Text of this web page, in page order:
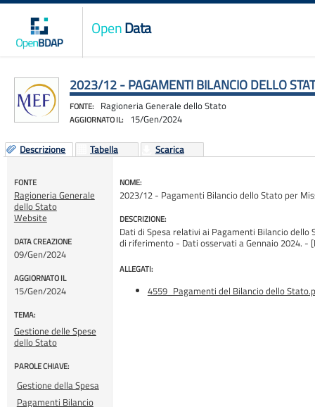
OpenData
2023/12 - PAGAMENTI BILANCIO DELLO
FONTE: Ragioneria Generale dello Stato
AGGIORNATO IL: 15/Gen/2024
Descrizione Tabella Scarica
FONTE
Ragioneria Generale
dello Stato
Website
DATA CREAZIONE
09/Gen/2024
AGGIORNATO IL
15/Gen/2024
TEMA:
Gestione delle Spese
dello Stato
PAROLE CHIAVE:
Gestione della Spesa
Pagamenti Bilancio
NOME:
2023/12 - Pagamenti Bilancio dello Stato per
DESCRIZIONE:
Dati di Spesa relativi ai Pagamenti Bilancio
di riferimento - Dati osservati a Gennaio 2024. -
ALLEGATI:
4559_Pagamenti del Bilancio dello